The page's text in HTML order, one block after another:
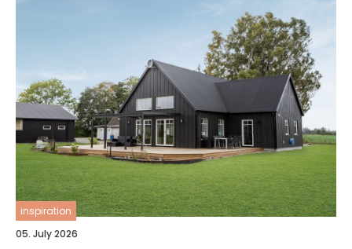
inspiration
05. July 2026